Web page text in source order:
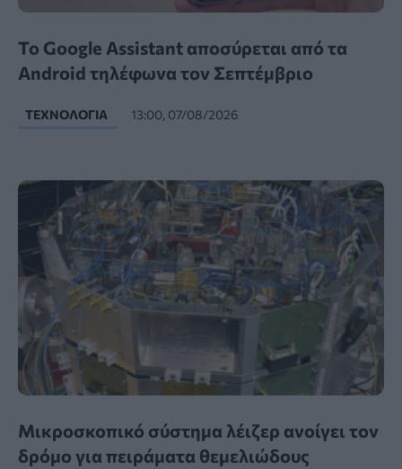
Το Google Assistant αποσύρεται από τα
Android τηλέφωνα τον Σεπτέμβριο
ΤΕΧΝΟΛΟΓΊΑ 13:00, 07/08/2026
Μικροσκοπικό σύστημα λέιζερ ανοίγει τον
δρόμο για πειράματα θεμελιώδους